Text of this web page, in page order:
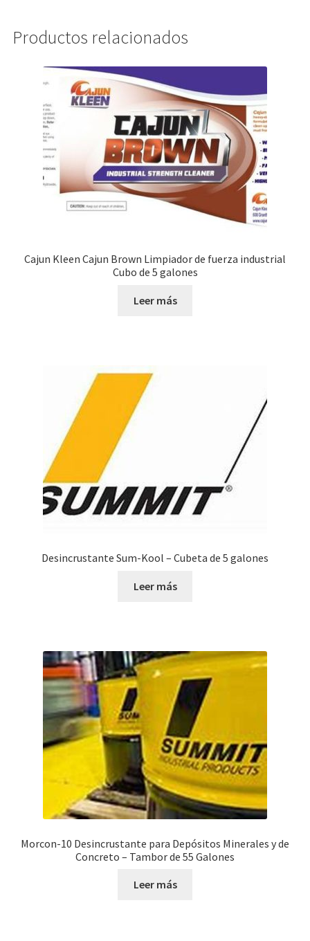
Productos relacionados
Cajun Kleen Cajun Brown Limpiador de fuerza industrial
Cubo de 5 galones
Leer más
Desincrustante Sum-Kool – Cubeta de 5 galones
Leer más
Morcon-10 Desincrustante para Depósitos Minerales y de
Concreto – Tambor de 55 Galones
Leer más